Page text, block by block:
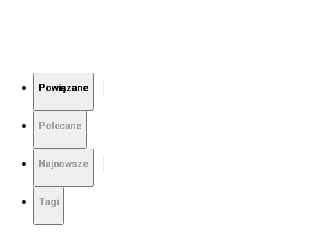
Powiązane
Polecane
Najnowsze
Tagi